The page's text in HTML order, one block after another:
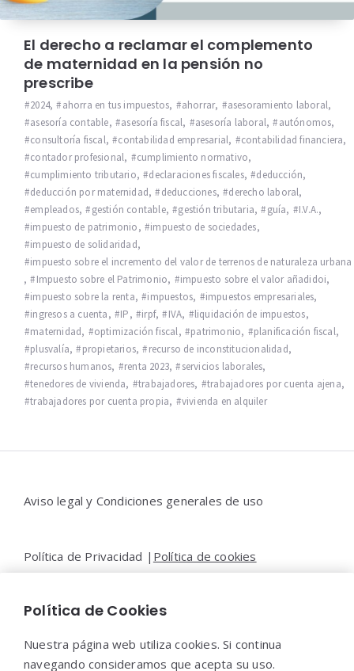
El derecho a reclamar el complemento
de maternidad en la pensión no
prescribe
2024, ahorra en tus impuestos, ahorrar, asesoramiento laboral,
asesoría contable, asesoría fiscal, asesoría laboral, autónomos,
consultoría fiscal, contabilidad empresarial, contabilidad financiera,
contador profesional, cumplimiento normativo,
cumplimiento tributario, declaraciones fiscales, deducción,
deducción por maternidad, deducciones, derecho laboral,
empleados, gestión contable, gestión tributaria, guía, I.V.A.,
impuesto de patrimonio, impuesto de sociedades,
impuesto de solidaridad,
impuesto sobre el incremento del valor de terrenos de naturaleza urbana
,
Impuesto sobre el Patrimonio, impuesto sobre el valor añadidoi,
impuesto sobre la renta, impuestos, impuestos empresariales,
ingresos a cuenta, IP, irpf, IVA, liquidación de impuestos,
maternidad, optimización fiscal, patrimonio, planificación fiscal,
plusvalía, propietarios, recurso de inconstitucionalidad,
recursos humanos, renta 2023, servicios laborales,
tenedores de vivienda, trabajadores, trabajadores por cuenta ajena,
trabajadores por cuenta propia, vivienda en alquiler
Widgets
Aviso legal y Condiciones generales de uso
Política de Privacidad | Política de cookies
Contacto |Moya&Emery
Política de Cookies
Nuestra página web utiliza cookies. Si continua
navegando consideramos que acepta su uso.